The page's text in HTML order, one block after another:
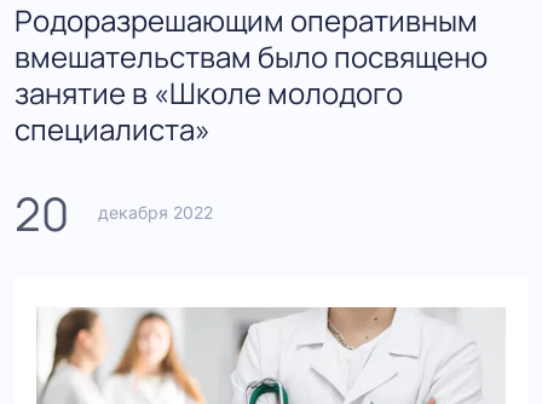
Родоразрешающим оперативным
вмешательствам было посвящено
занятие в «Школе молодого
специалиста»
20 декабря 2022